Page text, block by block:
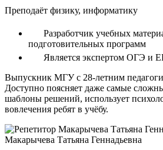
Преподаёт физику, информатику
Разработчик учебных
подготовительных программ
Является экспертом ОГЭ и
Выпускник МГУ с 28-летним
Доступно поясняет даже самые
шаблоны решений, использует
вовлечения ребят в учёбу.
Макарычева Татьяна Геннадьевна